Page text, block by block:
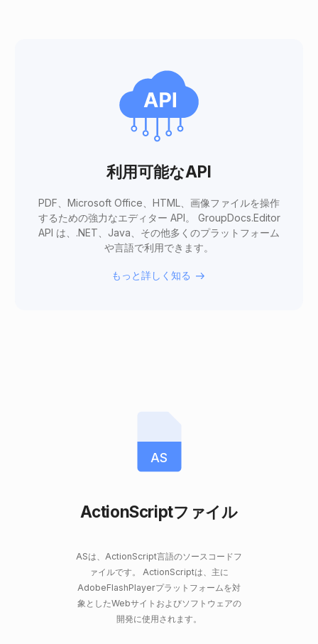
利用可能なAPI
PDF、Microsoft Office、HTML、画像ファイルを操作
するための強力なエディター API。 GroupDocs.Editor
API は、.NET、Java、その他多くのプラットフォーム
や言語で利用できます。
もっと詳しく知る
AS
ActionScriptファイル
ASは、ActionScript言語のソースコードフ
ァイルです。 ActionScriptは、主に
AdobeFlashPlayerプラットフォームを対
象としたWebサイトおよびソフトウェアの
開発に使用されます。